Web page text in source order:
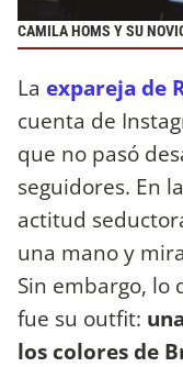
CAMILA HOMS Y SU
La expareja de
cuenta de
que no pasó
seguidores. En
actitud
una mano y
Sin embargo,
fue su outfit:
los colores de